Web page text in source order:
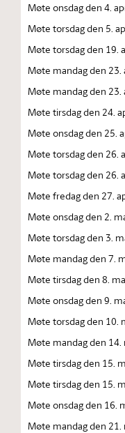
Møte onsdag den 4.
Møte torsdag den 5.
Møte torsdag den 19.
Møte mandag den 23.
Møte mandag den 23.
Møte tirsdag den 24.
Møte onsdag den 25.
Møte torsdag den 26.
Møte torsdag den 26.
Møte fredag den 27.
Møte onsdag den 2.
Møte torsdag den 3.
Møte mandag den 7.
Møte tirsdag den 8.
Møte onsdag den 9.
Møte torsdag den 10.
Møte mandag den 14.
Møte tirsdag den 15.
Møte tirsdag den 15.
Møte onsdag den 16.
Møte mandag den 21.